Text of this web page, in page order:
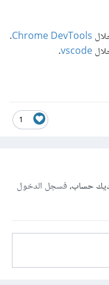
Chrome DevTools
.
vscode
.
1
حساب،فسجل الدخول